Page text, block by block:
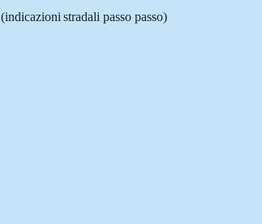
(indicazioni stradali passo passo)